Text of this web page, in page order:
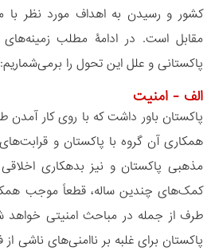
کشور و رسیدن به اهداف مورد نظر با
مقابل است. در ادامۀ مطلب
پاکستانی و علل این تحول را برمی‌شماریم:
الف - امنیت
پاکستان باور داشت که با روی کار آمدن
همکاری آن گروه با پاکستان و
مذهبی پاکستان و نیز بدهکاری
کمک‌های چندین ساله، قطعاً موجب
طرف از جمله در مباحث امنیتی خواهد
پاکستان برای غلبه بر ناامنی‌های ناشی